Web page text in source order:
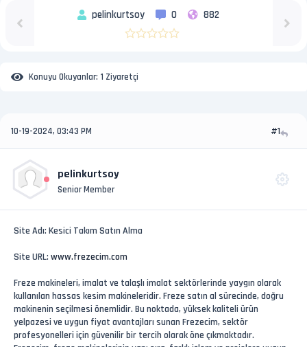
pelinkurtsoy 0 882
Konuyu Okuyanlar: 1 Ziyaretçi
10-19-2024, 03:43 PM #1
pelinkurtsoy
Senior Member
Site Adı: Kesici Takım Satın Alma
Site URL: www.frezecim.com
Freze makineleri, imalat ve talaşlı imalat sektörlerinde yaygın olarak
kullanılan hassas kesim makineleridir. Freze satın al sürecinde, doğru
makinenin seçilmesi önemlidir. Bu noktada, yüksek kaliteli ürün
yelpazesi ve uygun fiyat avantajları sunan Frezecim, sektör
profesyonelleri için güvenilir bir tercih olarak öne çıkmaktadır.